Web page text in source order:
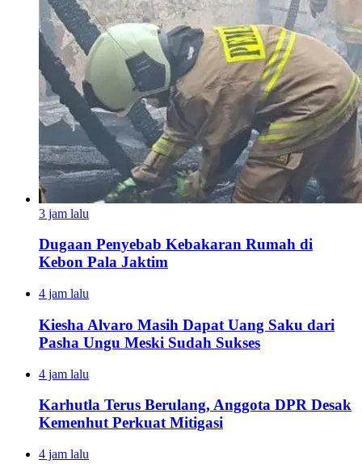
3 jam lalu
Dugaan Penyebab Kebakaran Rumah di
Kebon Pala Jaktim
4 jam lalu
Kiesha Alvaro Masih Dapat Uang Saku dari
Pasha Ungu Meski Sudah Sukses
4 jam lalu
Karhutla Terus Berulang, Anggota DPR Desak
Kemenhut Perkuat Mitigasi
4 jam lalu